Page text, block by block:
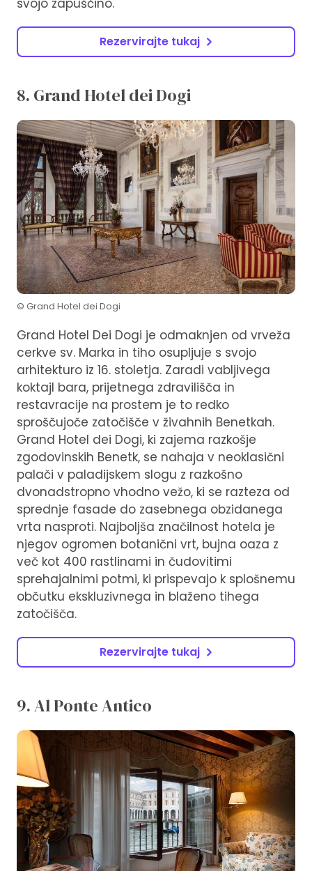
svojo zapuščino.
Rezervirajte tukaj
8. Grand Hotel dei Dogi
© Grand Hotel dei Dogi
Grand Hotel Dei Dogi je odmaknjen od vrveža
cerkve sv. Marka in tiho osupljuje s svojo
arhitekturo iz 16. stoletja. Zaradi vabljivega
koktajl bara, prijetnega zdravilišča in
restavracije na prostem je to redko
sproščujoče zatočišče v živahnih Benetkah.
Grand Hotel dei Dogi, ki zajema razkošje
zgodovinskih Benetk, se nahaja v neoklasični
palači v paladijskem slogu z razkošno
dvonadstropno vhodno vežo, ki se razteza od
sprednje fasade do zasebnega obzidanega
vrta nasproti. Najboljša značilnost hotela je
njegov ogromen botanični vrt, bujna oaza z
več kot 400 rastlinami in čudovitimi
sprehajalnimi potmi, ki prispevajo k splošnemu
občutku ekskluzivnega in blaženo tihega
zatočišča.
Rezervirajte tukaj
9. Al Ponte Antico